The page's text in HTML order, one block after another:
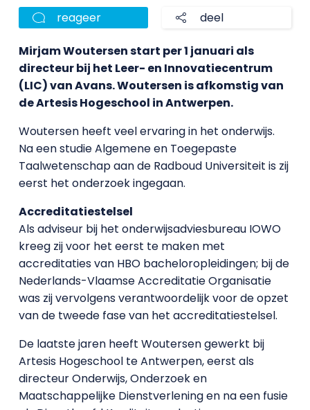
reageer deel
Mirjam Woutersen start per 1 januari als
directeur bij het Leer- en Innovatiecentrum
(LIC) van Avans. Woutersen is afkomstig van
de Artesis Hogeschool in Antwerpen.
Woutersen heeft veel ervaring in het onderwijs.
Na een studie Algemene en Toegepaste
Taalwetenschap aan de Radboud Universiteit is zij
eerst het onderzoek ingegaan.
Accreditatiestelsel
Als adviseur bij het onderwijsadviesbureau IOWO
kreeg zij voor het eerst te maken met
accreditaties van HBO bacheloropleidingen; bij de
Nederlands-Vlaamse Accreditatie Organisatie
was zij vervolgens verantwoordelijk voor de opzet
van de tweede fase van het accreditatiestelsel.
De laatste jaren heeft Woutersen gewerkt bij
Artesis Hogeschool te Antwerpen, eerst als
directeur Onderwijs, Onderzoek en
Maatschappelijke Dienstverlening en na een fusie